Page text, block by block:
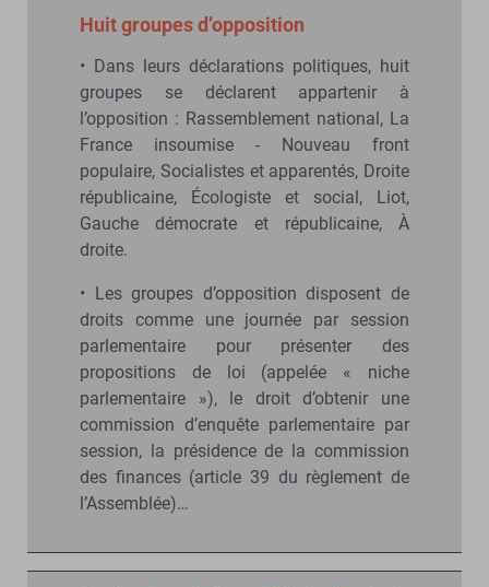
Huit groupes d’opposition
• Dans leurs déclarations politiques, huit
groupes se déclarent appartenir à
l’opposition : Rassemblement national, La
France insoumise - Nouveau front
populaire, Socialistes et apparentés, Droite
républicaine, Écologiste et social, Liot,
Gauche démocrate et républicaine, À
droite.
• Les groupes d’opposition disposent de
droits comme une journée par session
parlementaire pour présenter des
propositions de loi (appelée « niche
parlementaire »), le droit d’obtenir une
commission d’enquête parlementaire par
session, la présidence de la commission
des finances (article 39 du règlement de
l’Assemblée)…